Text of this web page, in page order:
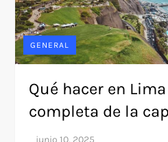
GENERAL
Qué hacer en
completa de la